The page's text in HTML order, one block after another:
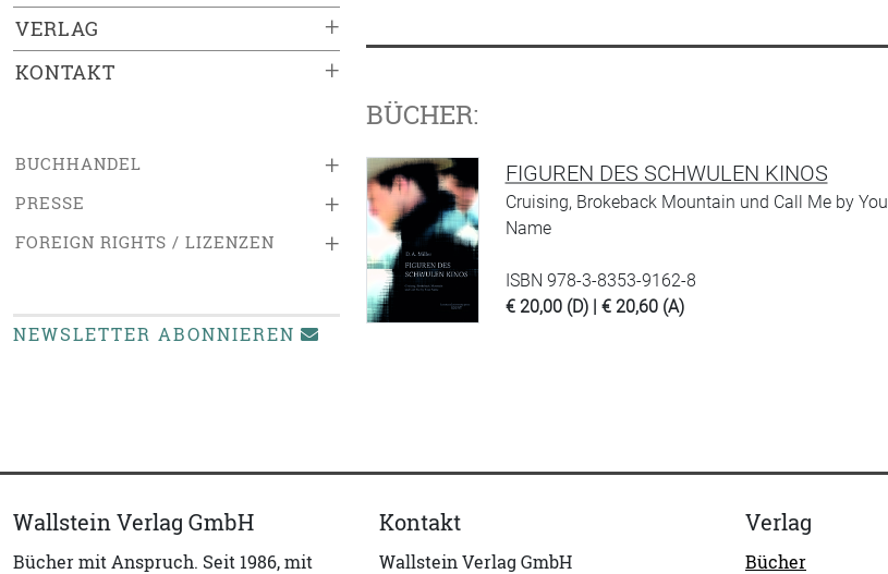
+
VERLAG
+
KONTAKT
+
BUCHHANDEL
+
PRESSE
+
FOREIGN RIGHTS / LIZENZEN
NEWSLETTER ABONNIEREN
BÜCHER:
FIGUREN DES SCHWULEN KINOS
Cruising, Brokeback Mountain und Call Me by
Name
ISBN 978-3-8353-9162-8
€ 20,00 (D) | € 20,60 (A)
Wallstein Verlag GmbH
Bücher mit Anspruch. Seit 1986, mit
Kontakt
Wallstein Verlag GmbH
Verlag
Bücher